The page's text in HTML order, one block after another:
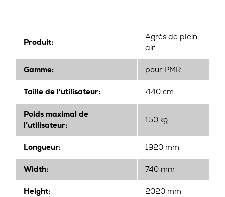
Produit:
Agrès de plein
air
Gamme: pour PMR
Taille de l’utilisateur: <140 cm
Poids maximal de
l’utilisateur:
150 kg
Longueur: 1920 mm
Width: 740 mm
Height: 2020 mm